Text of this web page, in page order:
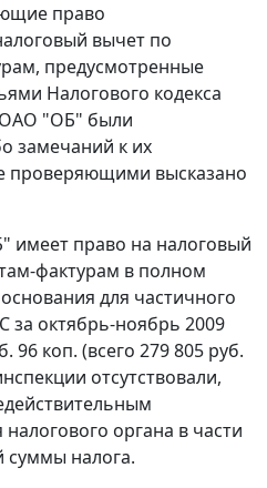
право
вычет по
предусмотренные
Налогового кодекса
ОАО "ОБ" были
замечаний к их
проверяющими высказано
право на налоговый
фактурам в полном
для частичного
за октябрь-ноябрь 2009
96 коп. (всего 279 805 руб.
отсутствовали,
органа в части
суммы налога.